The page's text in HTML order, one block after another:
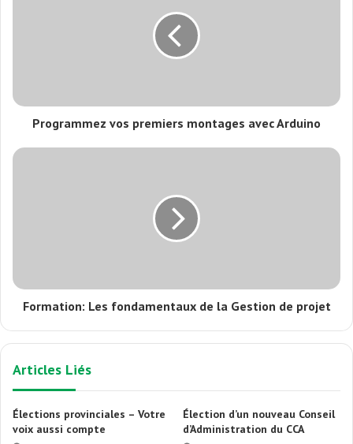
Programmez vos premiers montages avec Arduino
Formation: Les fondamentaux de la Gestion de projet
Articles Liés
Élections provinciales – Votre
voix aussi compte
Élection d’un nouveau Conseil
d’Administration du CCA